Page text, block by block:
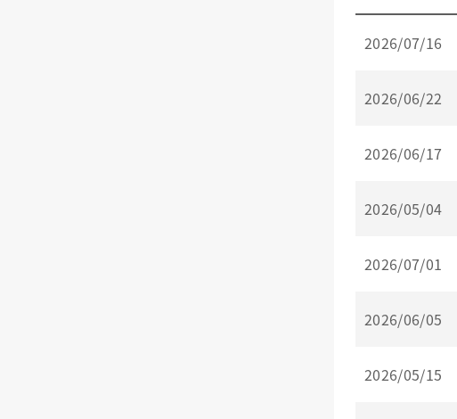
2026/07/16
2026/06/22
2026/06/17
2026/05/04
2026/07/01
2026/06/05
2026/05/15